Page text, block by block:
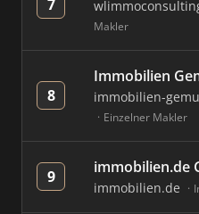
7
Makler
8
Immobilien
immobilien-
Einzelner Makler
9 immobilien.de
immobilien.de